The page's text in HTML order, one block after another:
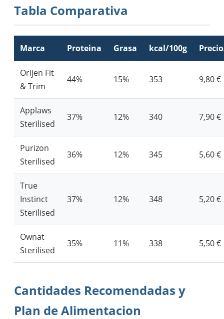
Tabla Comparativa
Marca Proteina Grasa kcal/100g
Orijen Fit
& Trim
44% 15% 353 9,80 €
Applaws
Sterilised
37% 12% 340 7,90 €
Purizon
Sterilised
36% 12% 345 5,60 €
True
Instinct
Sterilised
37% 12% 348 5,20 €
Ownat
Sterilised
35% 11% 338 5,50 €
Cantidades Recomendadas y
Plan de Alimentacion